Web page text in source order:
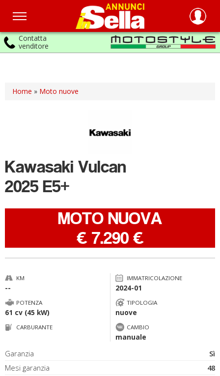
principale
Home » Moto nuove
Kawasaki Vulcan
2025 E5+
MOTO NUOVA
€ 7.290 €
KM
--
IMMATRICOLAZIONE
2024-01
POTENZA
61 cv (45 kW)
TIPOLOGIA
nuove
CARBURANTE CAMBIO
manuale
Garanzia
Sì
Mesi garanzia
48
Contatta
venditore